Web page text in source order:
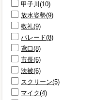
甲子川(10)
放水姿勢(9)
敬礼(9)
パレード(8)
鳶口(8)
市長(6)
法被(6)
スクリーン(5)
マイク(4)